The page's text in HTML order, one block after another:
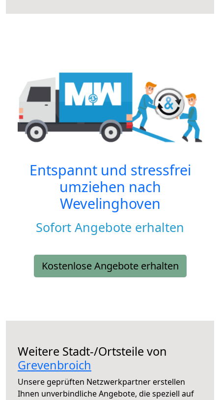
Entspannt und stressfrei
umziehen nach
Wevelinghoven
Sofort Angebote erhalten
Kostenlose Angebote erhalten
Weitere Stadt-/Ortsteile von
Grevenbroich
Unsere geprüften Netzwerkpartner erstellen
Ihnen unverbindliche Angebote, die speziell auf